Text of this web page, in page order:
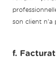
son client n'a
f.